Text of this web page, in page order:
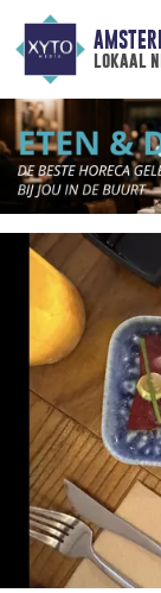
lokaal